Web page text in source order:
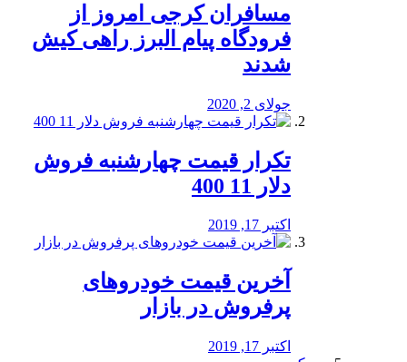
مسافران کرجی امروز از
فرودگاه پیام البرز راهی کیش
شدند
جولای 2, 2020
تکرار قیمت چهارشنبه فروش
دلار 11 400
اکتبر 17, 2019
آخرین قیمت خودرو‌های
پرفروش در بازار
اکتبر 17, 2019